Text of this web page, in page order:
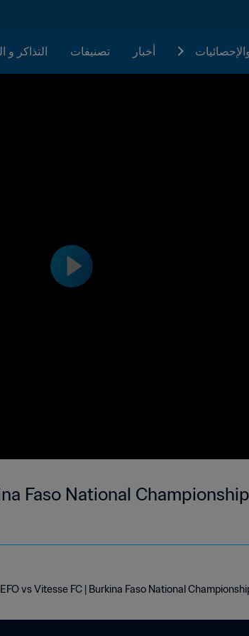
أخبار تصنيفات التذاكر و
Faso National
EFO vs Vitesse FC | Burkina Faso National